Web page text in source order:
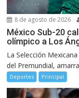
8 de agosto de 2026
México Sub-20
olímpico a Los
La Selección
del Premundial,
Deportes Principal